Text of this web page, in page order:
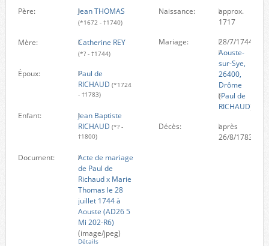
Père: Jean THOMAS
(*1672 - †1740)
Mère: Catherine REY
(*? - †1744)
Époux:
Paul de
RICHAUD (*1724
- †1783)
Enfant:
Jean Baptiste
RICHAUD (*? -
†1800)
Document:
Acte de mariage
de Paul de
Richaud x Marie
Thomas le 28
juillet 1744 à
Aouste (AD26 5
Mi 202-R6)
(image/jpeg)
Détails
Naissance:
approx.
1717
Mariage:
28/7/1744
Aouste-
sur-Sye,
26400,
Drôme
(Paul de
RICHAUD)
Décès:
après
26/8/1783